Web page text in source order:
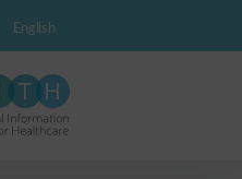
English